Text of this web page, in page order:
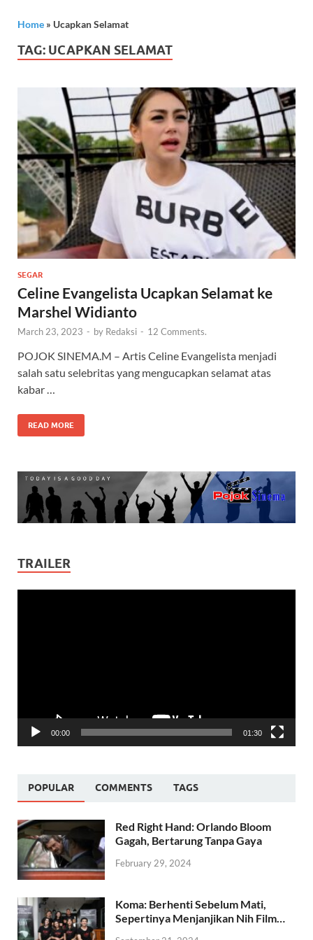
Home » Ucapkan Selamat
TAG: UCAPKAN SELAMAT
SEGAR
Celine Evangelista Ucapkan Selamat ke
Marshel Widianto
March 23, 2023 - by Redaksi - 12 Comments.
POJOK SINEMA.M – Artis Celine Evangelista menjadi
salah satu selebritas yang mengucapkan selamat atas
kabar …
READ MORE
TRAILER
00:00 01:30
POPULAR COMMENTS TAGS
Red Right Hand: Orlando Bloom
Gagah, Bertarung Tanpa Gaya
February 29, 2024
Koma: Berhenti Sebelum Mati,
Sepertinya Menjanjikan Nih Film…